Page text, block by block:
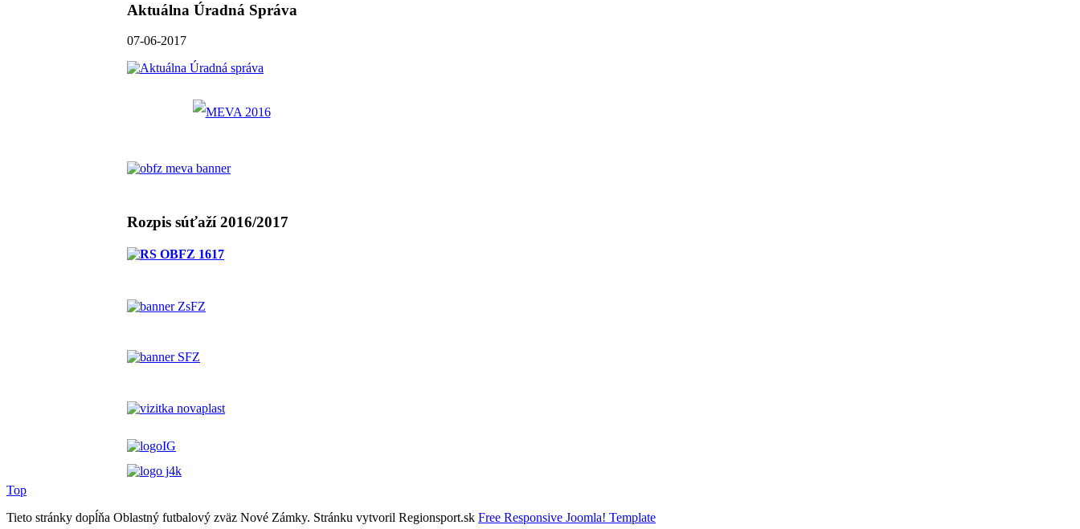
Aktuálna Úradná Správa
07-06-2017
Rozpis súťaží 2016/2017
Top
Tieto stránky dopĺňa Oblastný futbalový zväz Nové Zámky. Stránku vytvoril Regionsport.sk Free Responsive Joomla! Template